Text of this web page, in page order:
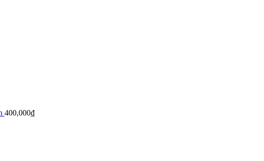
400,000₫